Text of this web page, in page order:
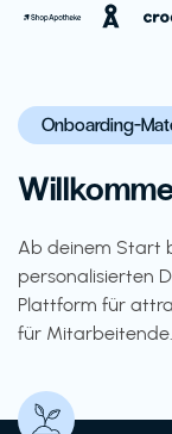
Onboarding-
Ab deinem Start
personalisierten
Plattform für
für Mitarbeitende.